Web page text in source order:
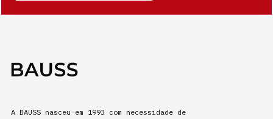
BAGS
ACCESSORIES
A BAUSS nasceu em 1993 com necessidade de